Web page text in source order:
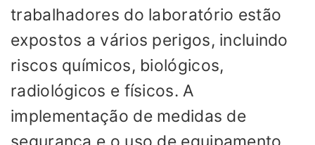
trabalhadores do laboratório estão
expostos a vários perigos, incluindo
riscos químicos, biológicos,
radiológicos e físicos. A
implementação de medidas de